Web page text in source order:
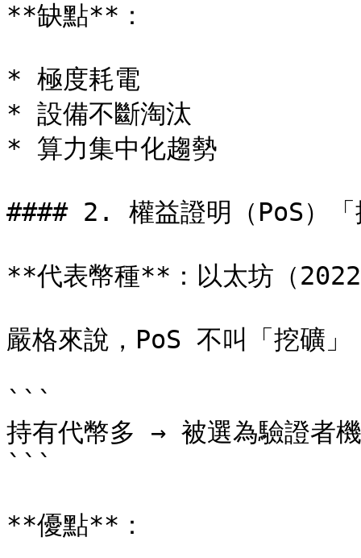
**缺點**：
* 極度耗電
* 設備不斷淘汰
* 算力集中化趨勢
#### 2. 權益證明（PoS）「
**代表幣種**：以太坊（
嚴格來說，PoS 不叫「挖礦
```
持有代幣多 → 被選為驗證者
```
**優點**：